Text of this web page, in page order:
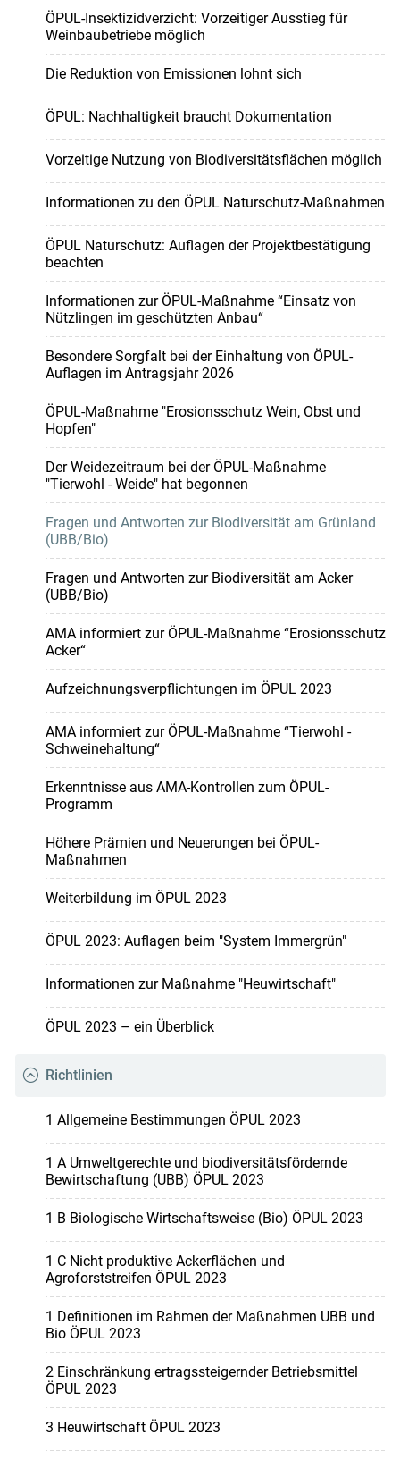
ÖPUL-Insektizidverzicht: Vorzeitiger Ausstieg für
Weinbaubetriebe möglich
Die Reduktion von Emissionen lohnt sich
ÖPUL: Nachhaltigkeit braucht Dokumentation
Vorzeitige Nutzung von Biodiversitätsflächen möglich
Informationen zu den ÖPUL Naturschutz-Maßnahmen
ÖPUL Naturschutz: Auflagen der Projektbestätigung
beachten
Informationen zur ÖPUL-Maßnahme “Einsatz von
Nützlingen im geschützten Anbau“
Besondere Sorgfalt bei der Einhaltung von ÖPUL-
Auflagen im Antragsjahr 2026
ÖPUL-Maßnahme "Erosionsschutz Wein, Obst und
Hopfen"
Der Weidezeitraum bei der ÖPUL-Maßnahme
"Tierwohl - Weide" hat begonnen
Fragen und Antworten zur Biodiversität am Grünland
(UBB/Bio)
Fragen und Antworten zur Biodiversität am Acker
(UBB/Bio)
AMA informiert zur ÖPUL-Maßnahme “Erosionsschutz
Acker“
Aufzeichnungsverpflichtungen im ÖPUL 2023
AMA informiert zur ÖPUL-Maßnahme “Tierwohl -
Schweinehaltung“
Erkenntnisse aus AMA-Kontrollen zum ÖPUL-
Programm
Höhere Prämien und Neuerungen bei ÖPUL-
Maßnahmen
Weiterbildung im ÖPUL 2023
ÖPUL 2023: Auflagen beim "System Immergrün"
Informationen zur Maßnahme "Heuwirtschaft"
ÖPUL 2023 – ein Überblick
Richtlinien
1 Allgemeine Bestimmungen ÖPUL 2023
1 A Umweltgerechte und biodiversitätsfördernde
Bewirtschaftung (UBB) ÖPUL 2023
1 B Biologische Wirtschaftsweise (Bio) ÖPUL 2023
1 C Nicht produktive Ackerflächen und
Agroforststreifen ÖPUL 2023
1 Definitionen im Rahmen der Maßnahmen UBB und
Bio ÖPUL 2023
2 Einschränkung ertragssteigernder Betriebsmittel
ÖPUL 2023
3 Heuwirtschaft ÖPUL 2023